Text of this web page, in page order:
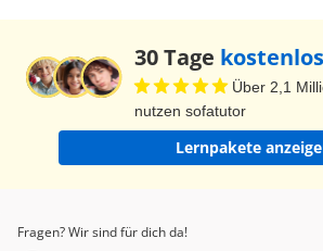
30 Tage kostenlos
Über 2,1
nutzen sofatutor
Lernpakete
Fragen? Wir sind für dich da!